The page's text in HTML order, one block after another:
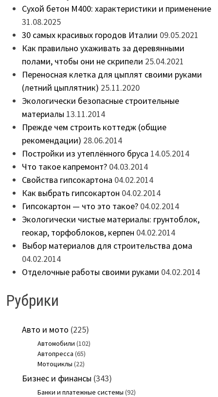
Сухой бетон М400: характеристики и применение
31.08.2025
30 самых красивых городов Италии 09.05.2021
Как правильно ухаживать за деревянными
полами, чтобы они не скрипели 25.04.2021
Переносная клетка для цыплят своими руками
(летний цыплятник) 25.11.2020
Экологически безопасные строительные
материалы 13.11.2014
Прежде чем строить коттедж (общие
рекомендации) 28.06.2014
Постройки из утеплённого бруса 14.05.2014
Что такое капремонт? 04.03.2014
Свойства гипсокартона 04.02.2014
Как выбрать гипсокартон 04.02.2014
Гипсокартон — что это такое? 04.02.2014
Экологически чистые материалы: грунтоблок,
геокар, торфоблоков, керпен 04.02.2014
Выбор материалов для строительства дома
04.02.2014
Отделочные работы своими руками 04.02.2014
Рубрики
Авто и мото (225)
Автомобили (102)
Автопресса (65)
Мотоциклы (22)
Бизнес и финансы (343)
Банки и платежные системы (92)